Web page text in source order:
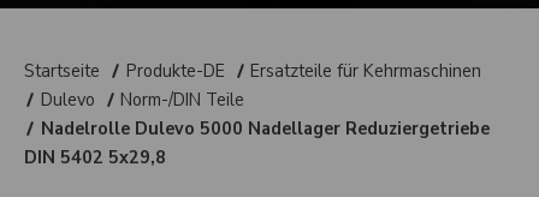
Startseite Produkte-DE
Ersatzteile für Kehrmaschinen
Dulevo
Norm-/DIN Teile
Nadelrolle Dulevo 5000 Nadellager Reduziergetriebe
DIN 5402 5x29,8